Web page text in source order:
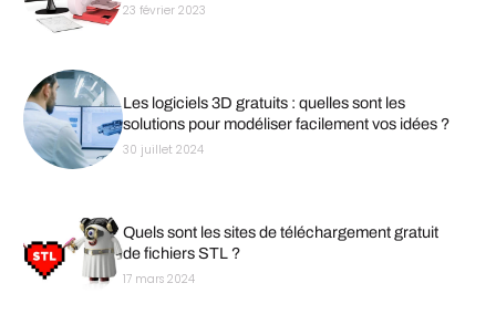
23 février 2023
Les logiciels 3D gratuits : quelles sont les
solutions pour modéliser facilement vos idées ?
30 juillet 2024
Quels sont les sites de téléchargement gratuit
de fichiers STL ?
17 mars 2024